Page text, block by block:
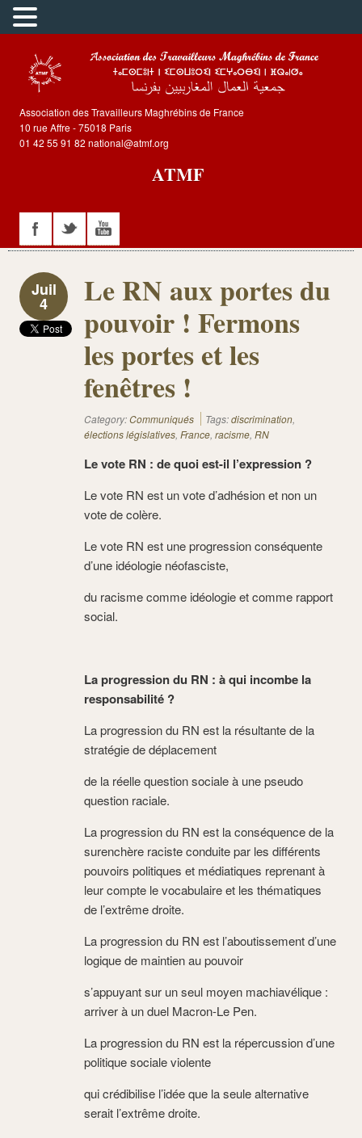
Association des Travailleurs Maghrébins de France
10 rue Affre - 75018 Paris
01 42 55 91 82 national@atmf.org
ATMF
Juil
4
Le RN aux portes du
pouvoir ! Fermons
les portes et les
fenêtres !
Category:Communiqués Tags:discrimination,
élections législatives, France, racisme, RN
Le vote RN : de quoi est-il l’expression ?
Le vote RN est un vote d’adhésion et non un
vote de colère.
Le vote RN est une progression conséquente
d’une idéologie néofasciste,
du racisme comme idéologie et comme rapport
social.
La progression du RN : à qui incombe la
responsabilité ?
La progression du RN est la résultante de la
stratégie de déplacement
de la réelle question sociale à une pseudo
question raciale.
La progression du RN est la conséquence de la
surenchère raciste conduite par les différents
pouvoirs politiques et médiatiques reprenant à
leur compte le vocabulaire et les thématiques
de l’extrême droite.
La progression du RN est l’aboutissement d’une
logique de maintien au pouvoir
s’appuyant sur un seul moyen machiavélique :
arriver à un duel Macron-Le Pen.
La progression du RN est la répercussion d’une
politique sociale violente
qui crédibilise l’idée que la seule alternative
serait l’extrême droite.